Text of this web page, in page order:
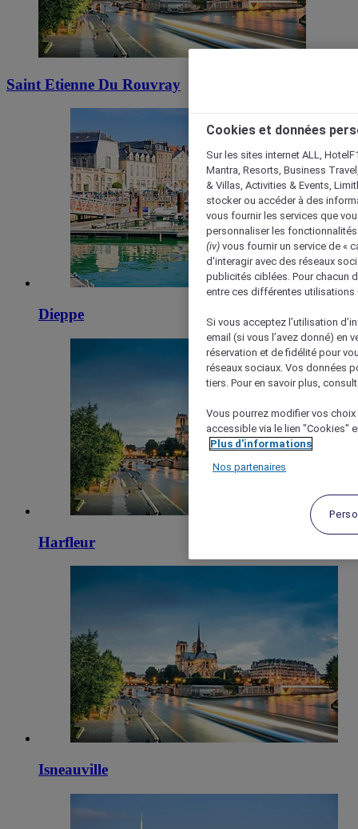
Saint Etienne Du Rouvray
Dieppe
Harfleur
Isneauville
Cookies et données
Sur les sites internet ALL,
Mantra, Resorts, Business
& Villas, Activities & Events,
stocker ou accéder à des
vous fournir les services que
personnaliser les
(iv) vous fournir un service de «
d'interagir avec des réseaux
publicités ciblées. Pour chacun
entre ces différentes utilisations
Si vous acceptez l’utilisation
email (si vous l’avez donné) en
réservation et de fidélité pour
réseaux sociaux. Vos données
tiers. Pour en savoir plus,
Vous pourrez modifier vos
accessible via le lien "Cookies"
Plus d'informations
Nos partenaires